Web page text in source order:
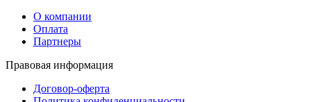
О компании
Оплата
Партнеры
Правовая информация
Договор-оферта